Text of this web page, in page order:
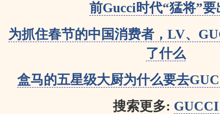
前Gucci时代“猛将”要
为抓住春节的中国消费者，LV、
了什么
盒马的五星级大厨为什么要去
搜索更多: GUCCI